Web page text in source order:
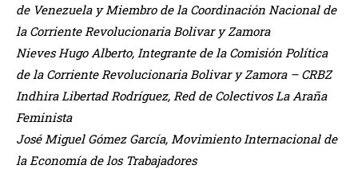
de Venezuela y Miembro de la Coordinación Nacional de
la Corriente Revolucionaria Bolivar yZamora
Nieves Hugo Alberto, Integrante de la Comisión Política
de la Corriente Revolucionaria Bolivar y Zamora – CRBZ
Indhira Libertad Rodríguez, Red de Colectivos La Araña
Feminista
José Miguel Gómez García, Movimiento Internacional de
la Economía de los Trabajadores